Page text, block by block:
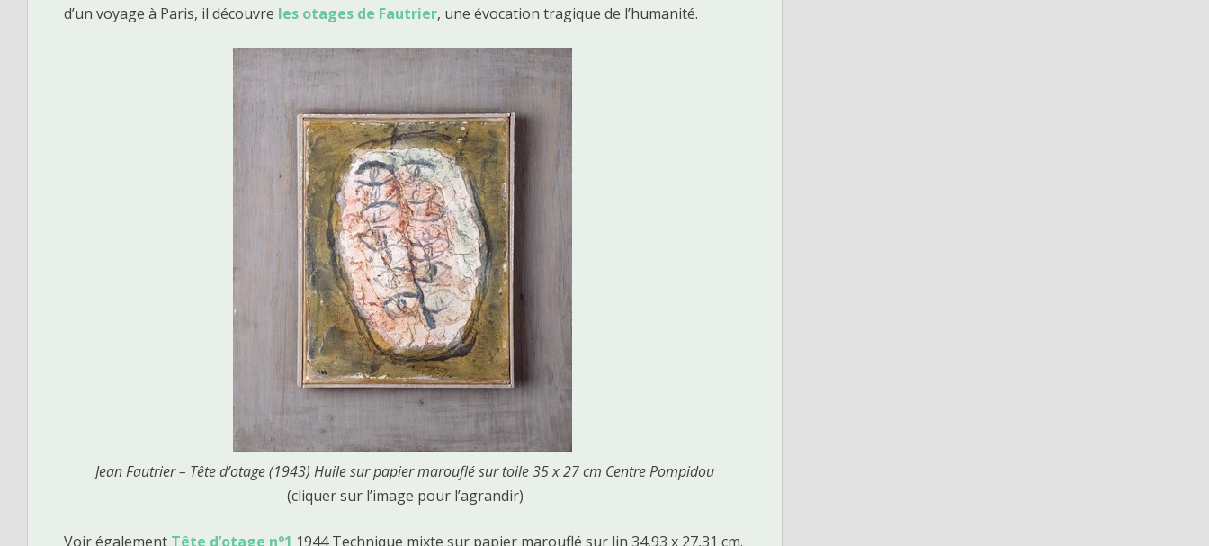
d’un voyage à Paris, il découvre les otages de Fautrier, une évocation tragique de l’humanité.
Jean Fautrier – Tête d’otage (1943) Huile sur papier marouflé sur toile 35 x 27 cm Centre Pompidou
(cliquer sur l’image pour l’agrandir)
Voir également Tête d’otage n°1 1944 Technique mixte sur papier marouflé sur lin 34,93 x 27,31 cm.